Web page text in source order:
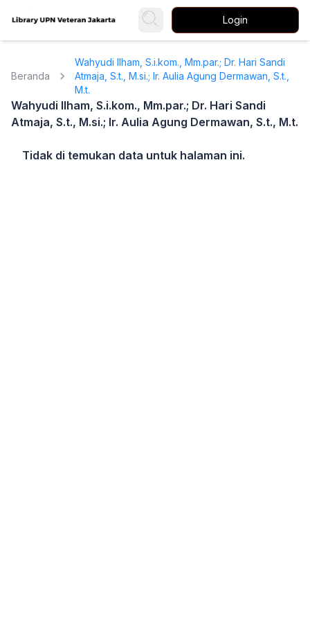
Login
Beranda
Wahyudi Ilham, S.i.kom., Mm.par.; Dr. Hari Sandi
Atmaja, S.t., M.si.; Ir. Aulia Agung Dermawan, S.t.,
M.t.
Wahyudi Ilham, S.i.kom., Mm.par.; Dr. Hari Sandi
Atmaja, S.t., M.si.; Ir. Aulia Agung Dermawan, S.t., M.t.
Tidak di temukan data untuk halaman ini.